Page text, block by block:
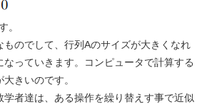
。
ものでして、行列Aのサイズが大きくなれ
なっていきます。コンピュータで計算する
きいのです。
学者達は、ある操作を繰り替えす事で近似